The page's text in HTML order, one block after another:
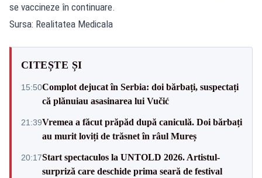
se vaccineze în continuare.
Sursa: Realitatea Medicala
CITEȘTE ȘI
15:50Complot dejucat în Serbia: doi bărbați, suspectați
că plănuiau asasinarea lui Vučić
21:39Vremea a făcut prăpăd după caniculă. Doi bărbați
au murit loviți de trăsnet în râul Mureș
20:17Start spectaculos la UNTOLD 2026. Artistul-
surpriză care deschide prima seară de festival